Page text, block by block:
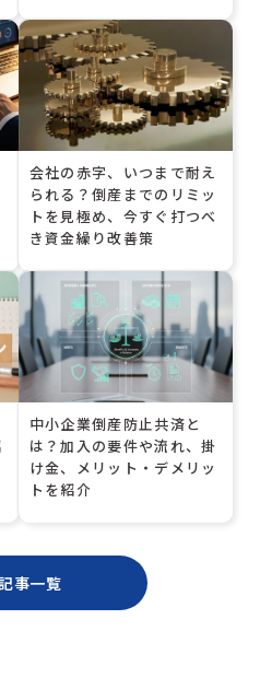
会社の赤字、いつまで耐え
られる？倒産までのリミッ
トを見極め、今すぐ打つべ
き資金繰り改善策
中小企業倒産防止共済と
は？加入の要件や流れ、掛
け金、メリット・デメリッ
トを紹介
事一覧